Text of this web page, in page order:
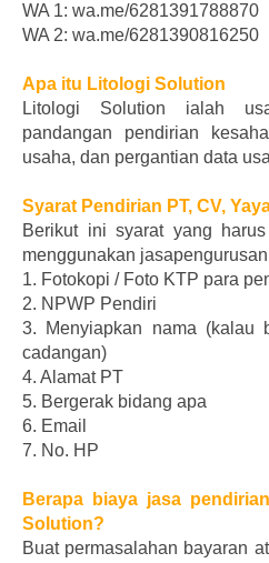
WA 1: wa.me/6281391788870
WA 2: wa.me/6281390816250
Apa itu Litologi Solution
Litologi Solution ialah
pandangan pendirian
usaha, dan pergantian data
Syarat Pendirian PT, CV,
Berikut ini syarat yang
menggunakan
1. Fotokopi / Foto KTP para
2. NPWP Pendiri
3. Menyiapkan nama (kalau
cadangan)
4. Alamat PT
5. Bergerak bidang apa
6. Email
7. No. HP
Berapa biaya jasa
Solution?
Buat permasalahan bayaran